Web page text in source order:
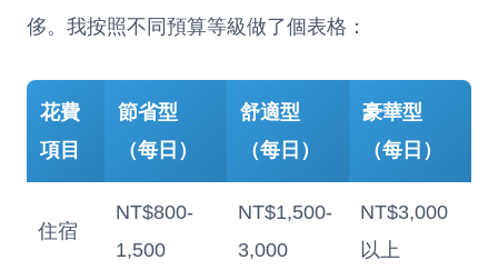
侈。我按照不同預算等級做了個表格：
花費
項目
節省型
（每日）
舒適型
（每日）
豪華型
（每日）
住宿
NT$800-
1,500
NT$1,500-
3,000
NT$3,000
以上